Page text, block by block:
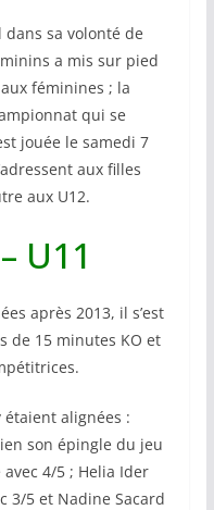
sa volonté de
a mis sur pied
féminines ; la
qui se
jouée le samedi 7
aux filles
aux U12.
U11
après 2013, il s’est
de 15 minutes KO et
étaient alignées :
son épingle du jeu
4/5 ; Helia Ider
3/5 et Nadine Sacard